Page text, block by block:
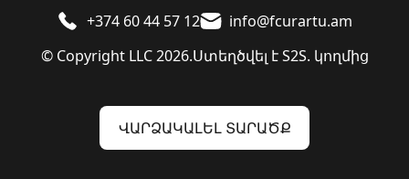
© Copyright LLC 2026.Ստեղծվել էS2S. կողմից
+374 60 44 57 12 info@fcurartu.am
ՎԱՐՁԱԿԱԼԵԼ ՏԱՐԱԾՔ